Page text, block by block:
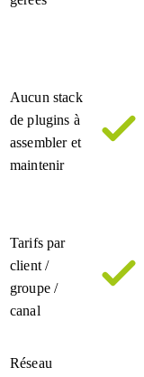
Aucun stack
de plugins à
assembler et
maintenir
Tarifs par
client /
groupe /
canal
Réseau